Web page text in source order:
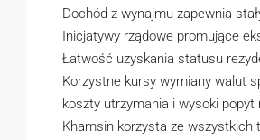
Dochód z wynajmu zapewnia
Inicjatywy rządowe promujące
Łatwość uzyskania statusu
Korzystne kursy wymiany walut
koszty utrzymania i wysoki
Khamsin korzysta ze wszystkich